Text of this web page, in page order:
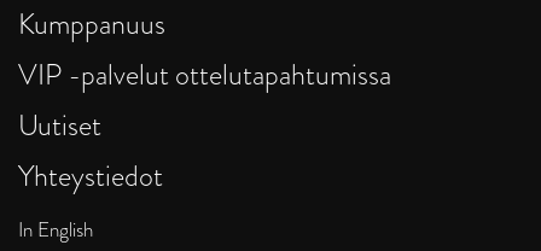
Kumppanuus
VIP -palvelut ottelutapahtumissa
Uutiset
Yhteystiedot
In English